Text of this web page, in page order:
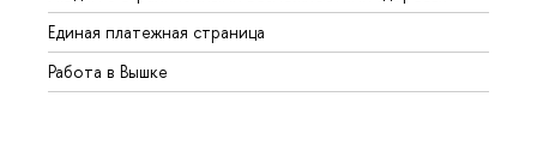
Единая платежная страница
Работа в Вышке